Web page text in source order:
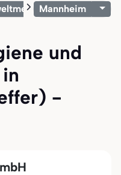
Mannheim
und
-